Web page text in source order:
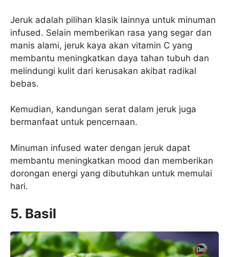
Jeruk adalah pilihan klasik lainnya untuk minuman
infused. Selain memberikan rasa yang segar dan
manis alami, jeruk kaya akan vitamin C yang
membantu meningkatkan daya tahan tubuh dan
melindungi kulit dari kerusakan akibat radikal
bebas.
Kemudian, kandungan serat dalam jeruk juga
bermanfaat untuk pencernaan.
Minuman infused water dengan jeruk dapat
membantu meningkatkan mood dan memberikan
dorongan energi yang dibutuhkan untuk memulai
hari.
5. Basil